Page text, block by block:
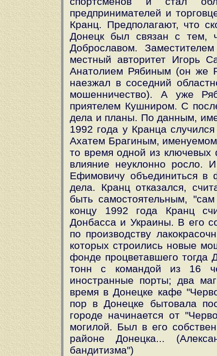
предпринимателей и
Кранц. Предполагают, что
Донецк был связан с тем,
Доброславом.
местный авторитет Игорь
Анатолием Рябиным (он же
наезжал в соседний
мошенничество). А уже
приятелем Кушниром. С
дела и планы. По данным,
1992 года у Кранца
Ахатем Брагиным,
то время одной из ключевых
влияние неуклонно росло.
Ефимовичу объединиться в
дела. Кранц отказался,
быть самостоятельным,
концу 1992 года Кранц
Донбасса и Украины. В его
по производству
которых строились новые
фонде процветавшего тогда
тонн с командой из 16
иностранные порты; два
время в Донецке кафе
пор в Донецке бытовала
городе начинается от
могилой. Был в его
районе Донецка...
бандитизма")